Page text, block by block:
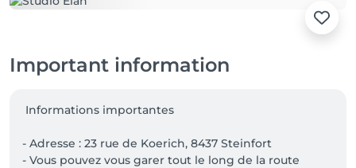
Important information
- Adresse : 23 rue de Koerich, 8437 Steinfort
- Vous pouvez vous garer tout le long de la route